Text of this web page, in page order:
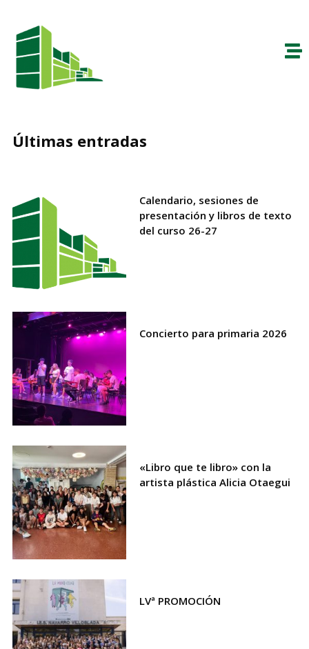
Últimas entradas
Calendario, sesiones de
presentación y libros de texto
del curso 26-27
Concierto para primaria 2026
«Libro que te libro» con la
artista plástica Alicia Otaegui
LVª PROMOCIÓN